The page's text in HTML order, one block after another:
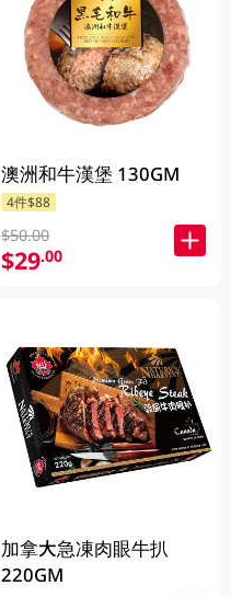
澳洲和牛漢堡 130GM
4件$88
$50.00
$29.00
加拿大急凍肉眼牛扒
220GM